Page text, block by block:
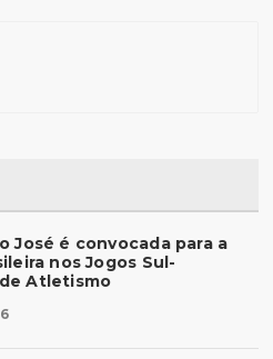
José é convocada para a
nos Jogos Sul-
Atletismo